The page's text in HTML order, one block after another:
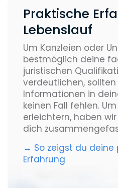
Praktische
Lebenslauf
Um Kanzleien oder
bestmöglich deine
juristischen
verdeutlichen,
Informationen in
keinen Fall fehlen.
erleichtern, haben
dich
→ So zeigst du deine
Erfahrung